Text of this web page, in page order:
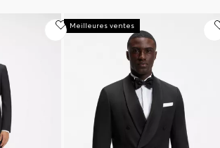
Meilleures ventes